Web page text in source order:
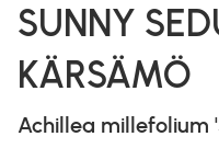
SUNNY
KÄRSÄMÖ
Achillea millefolium